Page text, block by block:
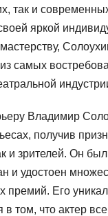
так и
яркой
самых
Владимир
получив
и зрителей. Он был
и удостоен
премий. Его
в том, что актер